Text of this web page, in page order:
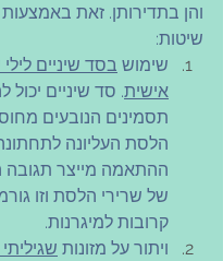
והן בתדירותן. זאת
שיטות:
שימוש בסד שיניים
אישית. סד שיניים יכול
תסמינים הנובעים
הלסת העליונה
ההתאמה מייצר תגובה
של שרירי הלסת וזו
קרובות למיגרנות.
ויתור על מזונות